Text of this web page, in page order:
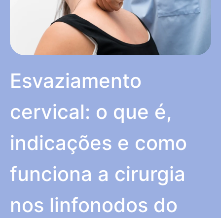
Esvaziamento
cervical: o que é,
indicações e como
funciona a cirurgia
nos linfonodos do